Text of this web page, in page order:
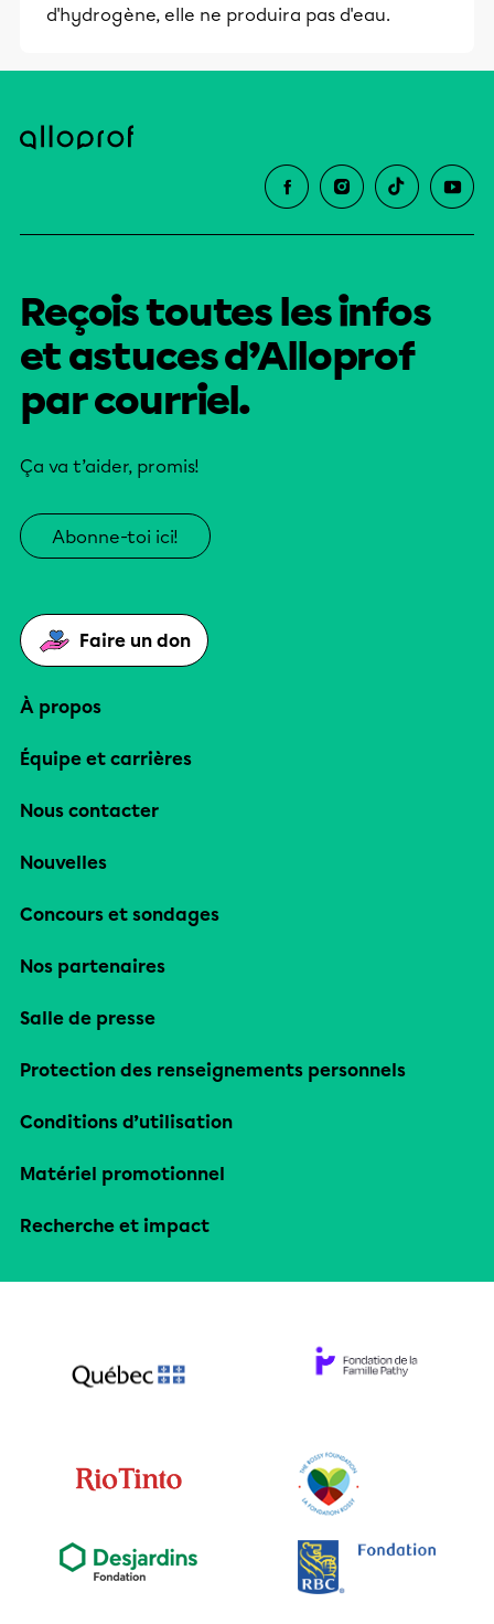
d'hydrogène, elle ne produira pas d'eau.
Reçois toutes les infos
et astuces d’Alloprof
par courriel.
Ça va t’aider, promis!
Abonne-toi ici!
Faire un don
À propos
Équipe et carrières
Nous contacter
Nouvelles
Concours et sondages
Nos partenaires
Salle de presse
Protection des renseignements personnels
Conditions d’utilisation
Matériel promotionnel
Recherche et impact